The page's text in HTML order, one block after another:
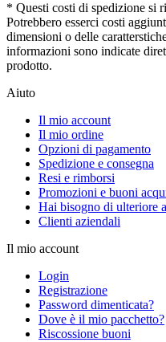
* Questi costi di spedizione si
Potrebbero esserci costi
dimensioni o delle
informazioni sono indicate
prodotto.
Aiuto
Il mio account
Il mio ordine
Opzioni di pagamento
Spedizione e consegna
Resi e rimborsi
Promozioni e buoni
Hai bisogno di ulteriore
Clienti aziendali
Il mio account
Login
Registrazione
Password dimenticata?
Dove è il mio pacchetto?
Riscossione buoni